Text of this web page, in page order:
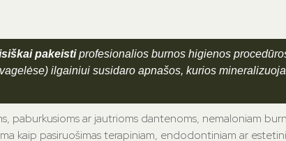
pakeistiprofesionalios burnos higienos
ilgainiui susidaro apnašos, kurios
paburkusioms ar jautrioms dantenoms, nemaloniam
kaip pasiruošimas terapiniam, endodontiniam ar